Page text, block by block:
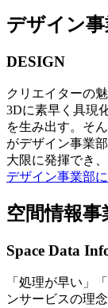
デザイン
DESIGN
クリエイターの
3Dに素早く具現
を生み出す。そ
がデザイン事業
大限に発揮でき
デザイン事業部
空間情報事
Space Data
「処理が早い」
ンサービスの理